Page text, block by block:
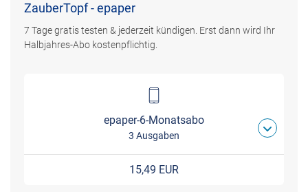
ZauberTopf - epaper
7 Tage gratis testen & jederzeit kündigen. Erst dann wird Ihr
Halbjahres-Abo kostenpflichtig.
epaper-6-Monatsabo
3 Ausgaben
15,49 EUR